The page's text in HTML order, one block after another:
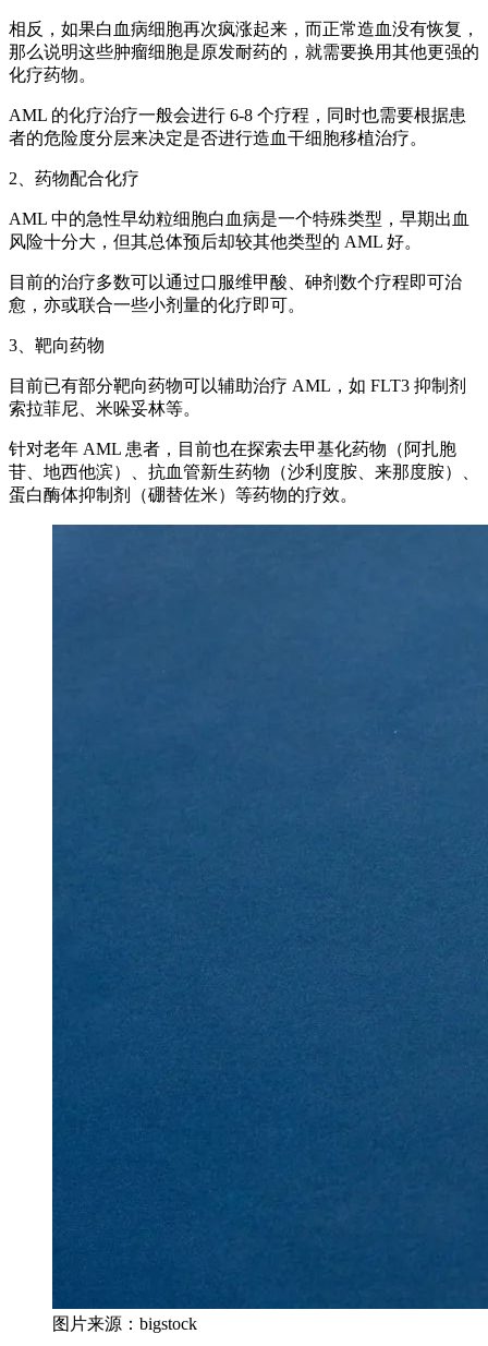
相反，如果白血病细胞再次疯涨起来，而正常造血没有恢复，
那么说明这些肿瘤细胞是原发耐药的，就需要换用其他更强的
化疗药物。
AML 的化疗治疗一般会进行 6-8 个疗程，同时也需要根据患
者的危险度分层来决定是否进行造血干细胞移植治疗。
2、药物配合化疗
AML 中的急性早幼粒细胞白血病是一个特殊类型，早期出血
风险十分大，但其总体预后却较其他类型的 AML 好。
目前的治疗多数可以通过口服维甲酸、砷剂数个疗程即可治
愈，亦或联合一些小剂量的化疗即可。
3、靶向药物
目前已有部分靶向药物可以辅助治疗 AML，如 FLT3 抑制剂
索拉菲尼、米哚妥林等。
针对老年 AML 患者，目前也在探索去甲基化药物（阿扎胞
苷、地西他滨）、抗血管新生药物（沙利度胺、来那度胺）、
蛋白酶体抑制剂（硼替佐米）等药物的疗效。
图片来源：bigstock